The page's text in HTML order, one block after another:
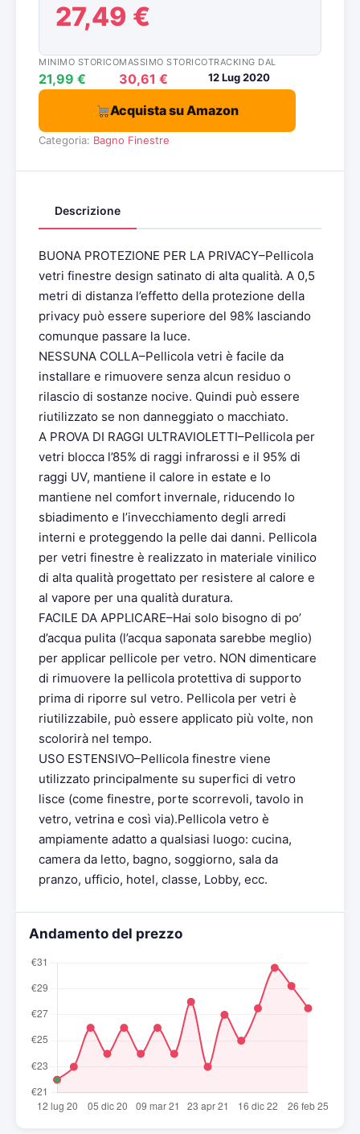
27,49 €
MINIMO STORICO
21,99 €
MASSIMO STORICO
30,61 €
TRACKING DAL
12 Lug 2020
Acquista su Amazon
Categoria: Bagno Finestre
Descrizione
BUONA PROTEZIONE PER LA PRIVACY–Pellicola
vetri finestre design satinato di alta qualità. A 0,5
metri di distanza l’effetto della protezione della
privacy può essere superiore del 98% lasciando
comunque passare la luce.
NESSUNA COLLA–Pellicola vetri è facile da
installare e rimuovere senza alcun residuo o
rilascio di sostanze nocive. Quindi può essere
riutilizzato se non danneggiato o macchiato.
A PROVA DI RAGGI ULTRAVIOLETTI–Pellicola per
vetri blocca l’85% di raggi infrarossi e il 95% di
raggi UV, mantiene il calore in estate e lo
mantiene nel comfort invernale, riducendo lo
sbiadimento e l’invecchiamento degli arredi
interni e proteggendo la pelle dai danni. Pellicola
per vetri finestre è realizzato in materiale vinilico
di alta qualità progettato per resistere al calore e
al vapore per una qualità duratura.
FACILE DA APPLICARE–Hai solo bisogno di po’
d’acqua pulita (l’acqua saponata sarebbe meglio)
per applicar pellicole per vetro. NON dimenticare
di rimuovere la pellicola protettiva di supporto
prima di riporre sul vetro. Pellicola per vetri è
riutilizzabile, può essere applicato più volte, non
scolorirà nel tempo.
USO ESTENSIVO–Pellicola finestre viene
utilizzato principalmente su superfici di vetro
lisce (come finestre, porte scorrevoli, tavolo in
vetro, vetrina e così via).Pellicola vetro è
ampiamente adatto a qualsiasi luogo: cucina,
camera da letto, bagno, soggiorno, sala da
pranzo, ufficio, hotel, classe, Lobby, ecc.
Andamento del prezzo